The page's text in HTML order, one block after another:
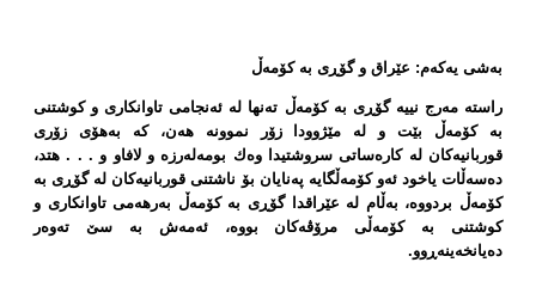
بەشی یەكەم: عێراق و گۆڕی بە كۆمەڵ
راستە مەرج نییە گۆڕی بە كۆمەڵ تەنها لە ئەنجامی تاوانكاری و كوشتنی
بە كۆمەڵ بێت و لە مێژوودا زۆر نموونە هەن، كە بەهۆی زۆری
قوربانیەكان لە كارەساتی سروشتیدا وەك بومەلەرزە و لافاو و . . . هتد،
دەسەڵات یاخود ئەو كۆمەڵگایە پەنایان بۆ ناشتنی قوربانیەكان لە گۆڕی بە
كۆمەڵ بردووە، بەڵام لە عێراقدا گۆڕی بە كۆمەڵ بەرهەمی تاوانكاری و
كوشتنی بە كۆمەڵی مرۆڤەكان بووە، ئەمەش بە سێ تەوەر
دەیانخەینەڕوو.